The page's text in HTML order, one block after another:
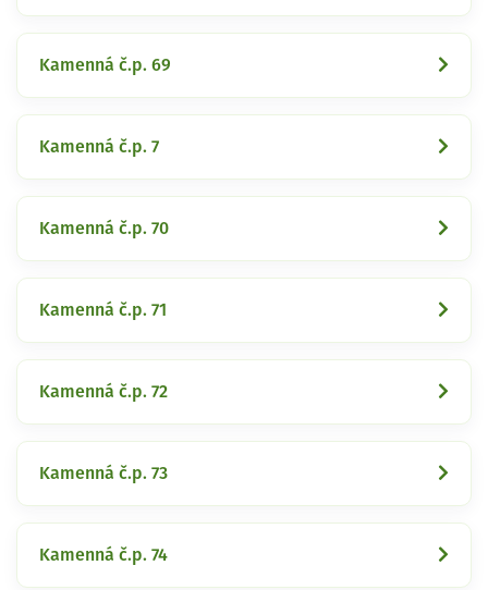
Kamenná č.p. 69
Kamenná č.p. 7
Kamenná č.p. 70
Kamenná č.p. 71
Kamenná č.p. 72
Kamenná č.p. 73
Kamenná č.p. 74